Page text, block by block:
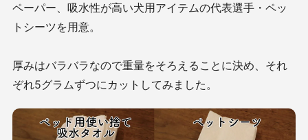
ペーパー、吸水性が高い犬用アイテムの代表選手・ペッ
トシーツを用意。
厚みはバラバラなので重量をそろえることに決め、それ
ぞれ5グラムずつにカットしてみました。